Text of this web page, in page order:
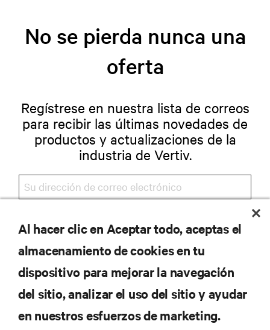
No se pierda nunca una
oferta
Regístrese en nuestra lista de correos
para recibir las últimas novedades de
productos y actualizaciones de la
industria de Vertiv.
REGISTRARSE
RECURSOS
Al hacer clic en Aceptar todo, aceptas el
almacenamiento de cookies en tu
dispositivo para mejorar la navegación
del sitio, analizar el uso del sitio y ayudar
en nuestros esfuerzos de marketing.